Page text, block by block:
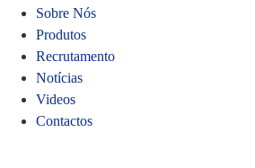
Sobre Nós
Produtos
Recrutamento
Notícias
Videos
Contactos